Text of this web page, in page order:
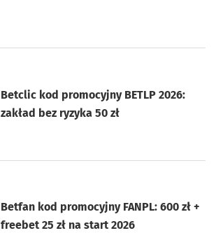
Betclic kod promocyjny BETLP 2026:
zakład bez ryzyka 50 zł
Betfan kod promocyjny FANPL: 600 zł +
freebet 25 zł na start 2026